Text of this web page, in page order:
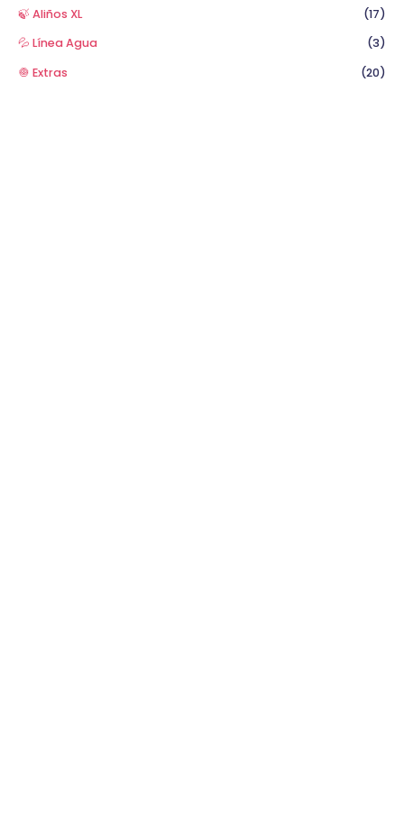
🍃 Aliños XL
(17)
💦 Línea Agua
(3)
🧅 Extras
(20)